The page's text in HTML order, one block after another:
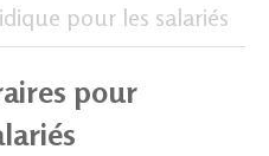
pour les salariés
pour